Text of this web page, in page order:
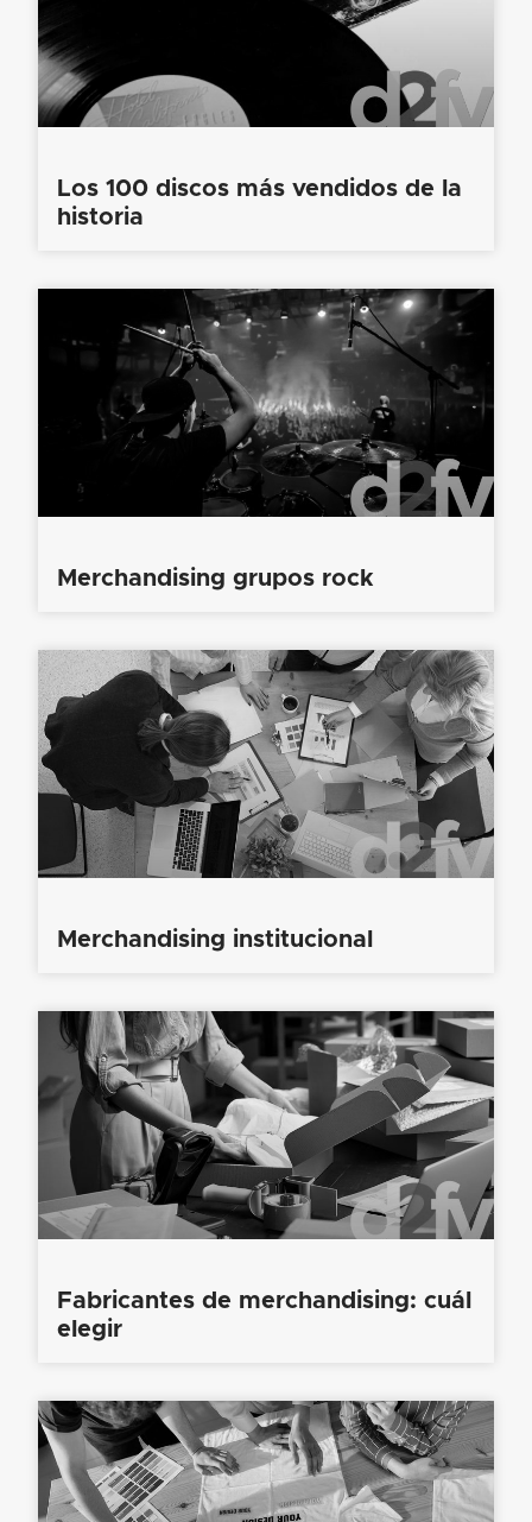
Los 100 discos más vendidos de la
historia
Merchandising grupos rock
Merchandising institucional
Fabricantes de merchandising: cuál
elegir